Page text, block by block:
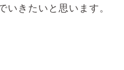
いきたいと思います。